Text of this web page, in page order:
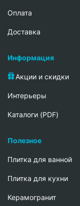
Oплата
Доставка
Информация
Акции и скидки
Интерьеры
Каталоги (PDF)
Полезное
Плитка для ванной
Плитка для кухни
Керамогранит